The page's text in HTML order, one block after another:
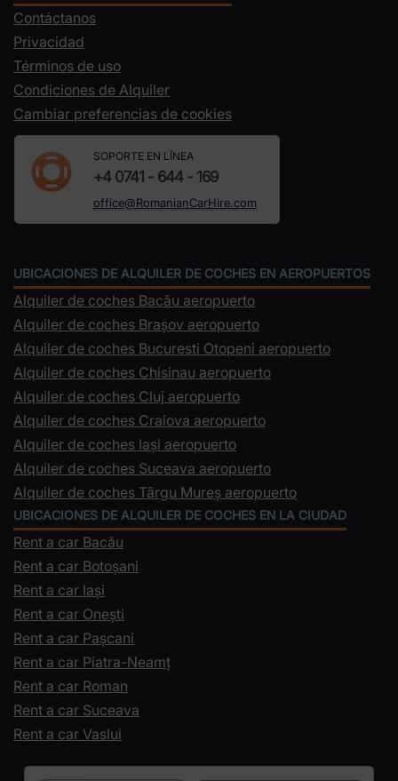
Contáctanos
Privacidad
Términos de uso
Condiciones de Alquiler
Cambiar preferencias de cookies
SOPORTE EN LÍNEA
+4 0741 - 644 - 169
office@RomanianCarHire.com
UBICACIONES DE ALQUILER DE COCHES EN AEROPUERTOS
Alquiler de coches Bacău aeropuerto
Alquiler de coches Brașov aeropuerto
Alquiler de coches Bucuresti Otopeni aeropuerto
Alquiler de coches Chisinau aeropuerto
Alquiler de coches Cluj aeropuerto
Alquiler de coches Craiova aeropuerto
Alquiler de coches Iași aeropuerto
Alquiler de coches Suceava aeropuerto
Alquiler de coches Târgu Mureș aeropuerto
UBICACIONES DE ALQUILER DE COCHES EN LA CIUDAD
Rent a car Bacău
Rent a car Botoșani
Rent a car Iași
Rent a car Onești
Rent a car Pașcani
Rent a car Piatra-Neamț
Rent a car Roman
Rent a car Suceava
Rent a car Vaslui